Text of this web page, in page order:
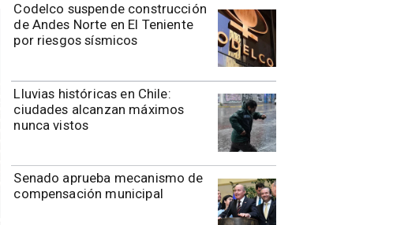
Codelco suspende construcción
de Andes Norte en El Teniente
por riesgos sísmicos
Lluvias históricas en Chile:
ciudades alcanzan máximos
nunca vistos
Senado aprueba mecanismo de
compensación municipal